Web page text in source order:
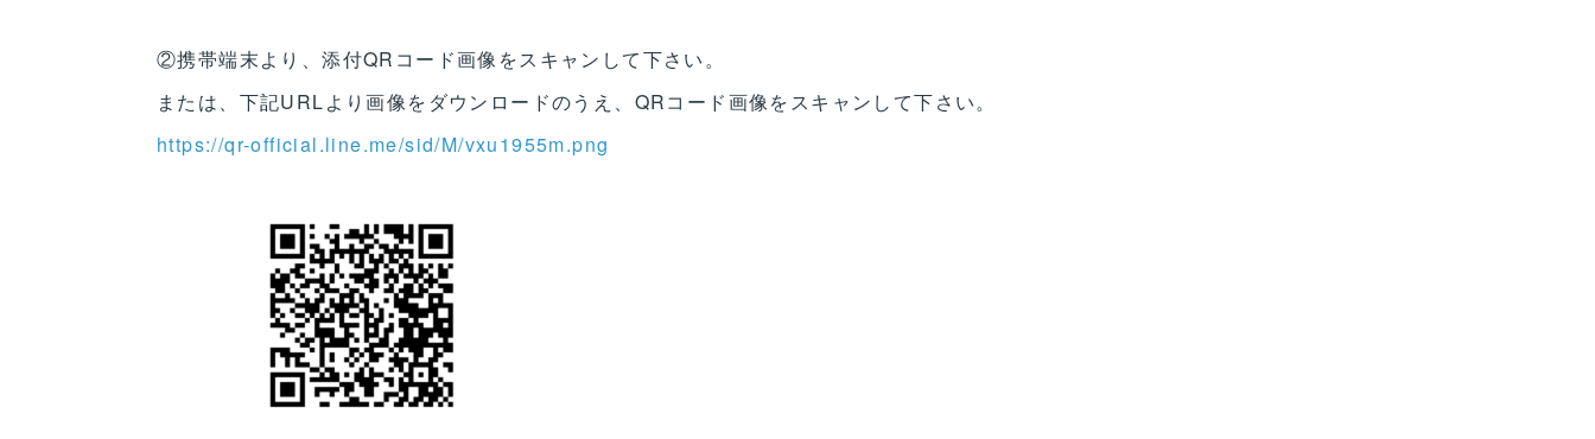
②携帯端末より、添付QRコード画像をスキャンして下さい。
または、下記URLより画像をダウンロードのうえ、QRコード画像をスキャンして下さい。
https://qr-official.line.me/sid/M/vxu1955m.png